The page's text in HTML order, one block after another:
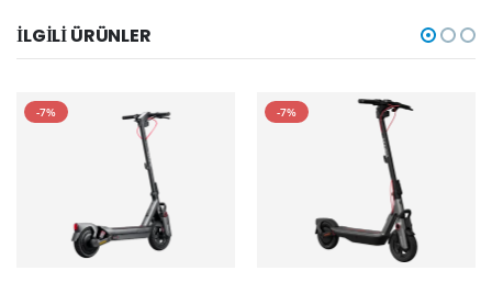
İLGILI ÜRÜNLER
-7% -7%